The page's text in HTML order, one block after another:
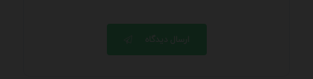
ارسال دیدگاه